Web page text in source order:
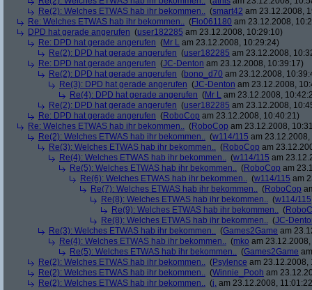
Re(2): Welches ETWAS hab ihr bekommen.. (smart42 am 23.12.2008,
Re: Welches ETWAS hab ihr bekommen.. (Flo061180 am 23.12.2008,
DPD hat gerade angerufen (user182285 am 23.12.2008, 10:29:10)
Re: DPD hat gerade angerufen (Mr L am 23.12.2008, 10:29:24)
Re(2): DPD hat gerade angerufen (user182285 am 23.12.2008,
Re: DPD hat gerade angerufen (JC-Denton am 23.12.2008, 10:39:17)
Re(2): DPD hat gerade angerufen (bono_d70 am 23.12.2008,
Re(3): DPD hat gerade angerufen (JC-Denton am 23.12.2008,
Re(4): DPD hat gerade angerufen (Mr L am 23.12.2008,
Re(2): DPD hat gerade angerufen (user182285 am 23.12.2008,
Re: DPD hat gerade angerufen (RoboCop am 23.12.2008, 10:40:21)
Re: Welches ETWAS hab ihr bekommen.. (RoboCop am 23.12.2008,
Re(2): Welches ETWAS hab ihr bekommen.. (w114/115 am
Re(3): Welches ETWAS hab ihr bekommen.. (RoboCop am
Re(4): Welches ETWAS hab ihr bekommen.. (w114/115 am
Re(5): Welches ETWAS hab ihr bekommen.. (RoboCop am
Re(6): Welches ETWAS hab ihr bekommen.. (w114/115 am
Re(7): Welches ETWAS hab ihr bekommen.. (RoboCop
Re(8): Welches ETWAS hab ihr bekommen.. (w114/115
Re(9): Welches ETWAS hab ihr bekommen.. (
Re(8): Welches ETWAS hab ihr bekommen.. (JC-
Re(3): Welches ETWAS hab ihr bekommen.. (Games2Game am
Re(4): Welches ETWAS hab ihr bekommen.. (mko am
Re(5): Welches ETWAS hab ihr bekommen.. (Games2Game
Re(2): Welches ETWAS hab ihr bekommen.. (Psylence am 23.12.2008,
Re(2): Welches ETWAS hab ihr bekommen.. (Winnie_Pooh am
Re(2): Welches ETWAS hab ihr bekommen.. (j. am 23.12.2008,